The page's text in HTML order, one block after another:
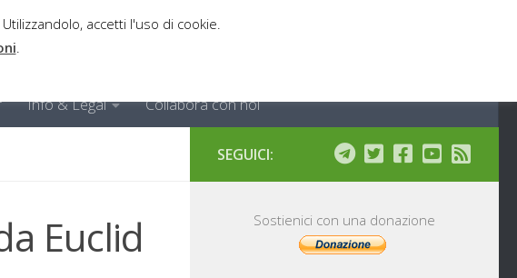
Info & Legal Collabora con noi
Euclid
SEGUICI:
Sostienici con una donazione
accetti l'uso di cookie.